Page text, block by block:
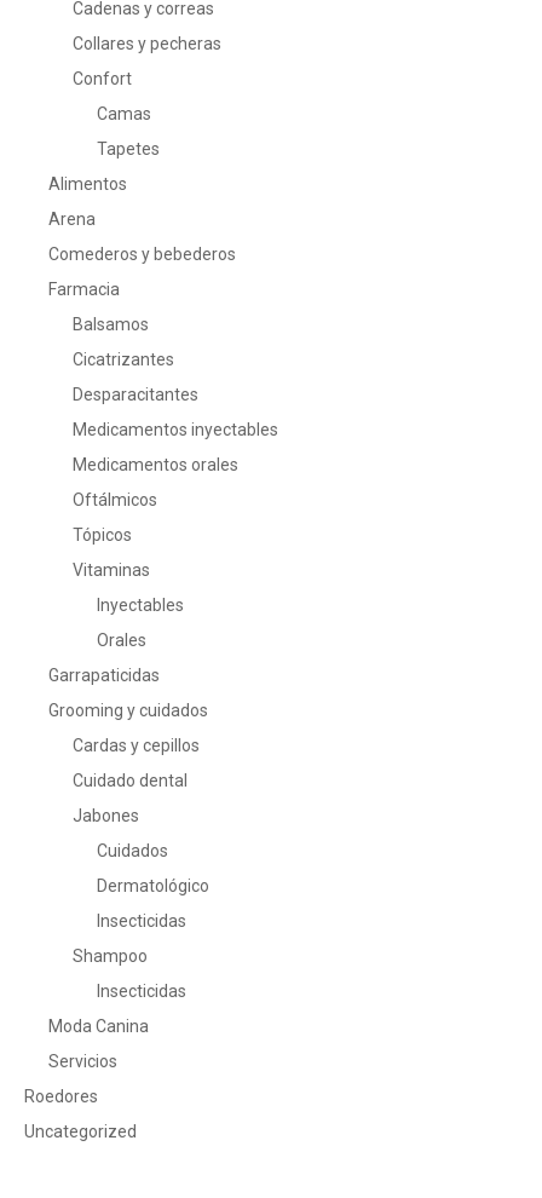
Cadenas y correas
Collares y pecheras
Confort
Camas
Tapetes
Alimentos
Arena
Comederos y bebederos
Farmacia
Balsamos
Cicatrizantes
Desparacitantes
Medicamentos inyectables
Medicamentos orales
Oftálmicos
Tópicos
Vitaminas
Inyectables
Orales
Garrapaticidas
Grooming y cuidados
Cardas y cepillos
Cuidado dental
Jabones
Cuidados
Dermatológico
Insecticidas
Shampoo
Insecticidas
Moda Canina
Servicios
Roedores
Uncategorized